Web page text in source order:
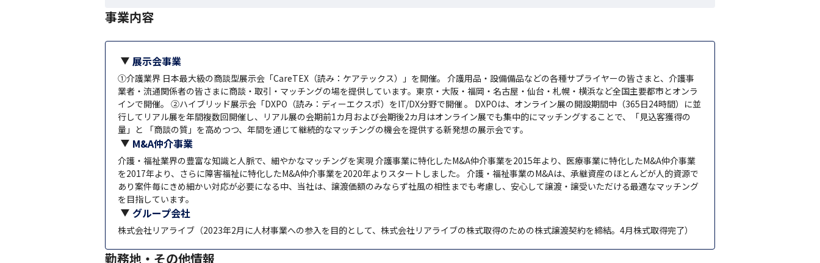
事業内容
展示会事業
①介護業界 日本最大級の商談型展示会「CareTEX（読み：ケアテックス）」を開催。 介護用品・設備備品などの各種サプライヤーの皆さまと、介護事
業者・流通関係者の皆さまに商談・取引・マッチングの場を提供しています。東京・大阪・福岡・名古屋・仙台・札幌・横浜など全国主要都市とオンラ
インで開催。 ②ハイブリッド展示会「DXPO（読み：ディーエクスポ）をIT/DX分野で開催 。 DXPOは、オンライン展の開設期間中（365日24時間）に並
行してリアル展を年間複数回開催し、リアル展の会期前1カ月および会期後2カ月はオンライン展でも集中的にマッチングすることで、「見込客獲得の
量」と 「商談の質」を高めつつ、年間を通じて継続的なマッチングの機会を提供する新発想の展示会です。
M&A仲介事業
介護・福祉業界の豊富な知識と人脈で、細やかなマッチングを実現 介護事業に特化したM&A仲介事業を2015年より、医療事業に特化したM&A仲介事業
を2017年より、さらに障害福祉に特化したM&A仲介事業を2020年よりスタートしました。 介護・福祉事業のM&Aは、承継資産のほとんどが人的資源で
あり案件毎にきめ細かい対応が必要になる中、当社は、譲渡価額のみならず社風の相性までも考慮し、安心して譲渡・譲受いただける最適なマッチング
を目指しています。
グループ会社
株式会社リアライブ（2023年2月に人材事業への参入を目的として、株式会社リアライブの株式取得のための株式譲渡契約を締結。4月株式取得完了）
勤務地・その他情報